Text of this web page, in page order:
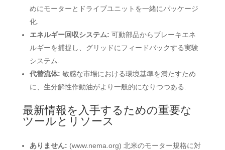
めにモーターとドライブユニットを一緒にパッケージ
化.
エネルギー回収システム: 可動部品からブレーキエネ
ルギーを捕捉し、グリッドにフィードバックする実験
システム.
代替流体: 敏感な市場における環境基準を満たすため
に、生分解性作動油がより一般的になりつつある.
最新情報を入手するための重要な
ツールとリソース
ありません: (www.nema.org) 北米のモーター規格に対